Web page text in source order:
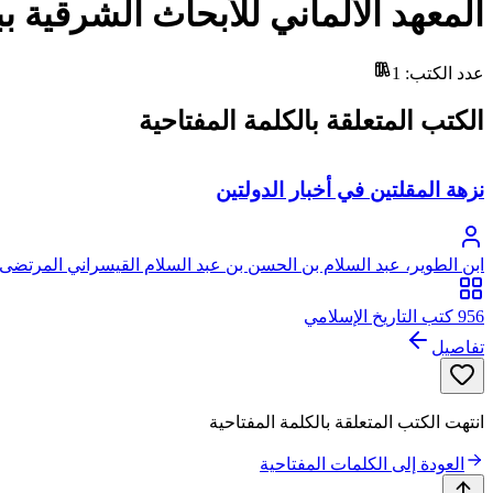
المعهد الألماني للأبحاث الشرقية
عدد الكتب:
1
الكتب المتعلقة بالكلمة المفتاحية
نزهة المقلتين في أخبار الدولتين
ابن الطوير، عبد السلام بن الحسن بن عبد السلام القيسراني
956 كتب التاريخ الإسلامي
تفاصيل
انتهت الكتب المتعلقة بالكلمة المفتاحية
العودة إلى الكلمات المفتاحية